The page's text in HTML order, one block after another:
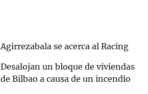
Agirrezabala se acerca al Racing
Desalojan un bloque de viviendas
de Bilbao a causa de un incendio